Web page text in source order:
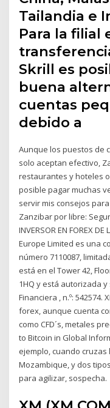
Tailandia e
Para la filial
Skrill es
buena
cuentas
debido a
Aunque los puestos de
solo aceptan efectivo,
restaurantes y hoteles
posible pagar muchas
servir mis consejos
Zanzibar por libre:
INVERSOR EN FOREX
Europe Limited es una
número 7110087,
está en el Tower 42,
1HQ y está autorizada
Financiera , n.º:
forex, aunque cuenta
como CFD´s, metales
to Bitcoin in Global
ejemplo, cuando
Mozambique, y dos
para agilizar, sospecha.